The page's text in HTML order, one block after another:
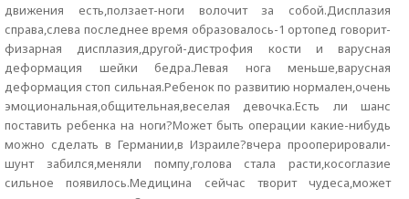
движения есть,ползает-ноги волочит за собой.Дисплазия
справа,слева последнее время образовалось-1 ортопед говорит-
физарная дисплазия,другой-дистрофия кости и варусная
деформация шейки бедра.Левая нога меньше,варусная
деформация стоп сильная.Ребенок по развитию нормален,очень
эмоциональная,общительная,веселая девочка.Есть ли шанс
поставить ребенка на ноги?Может быть операции какие-нибудь
можно сделать в Германии,в Израиле?вчера прооперировали-
шунт забился,меняли помпу,голова стала расти,косоглазие
сильное появилось.Медицина сейчас творит чудеса,может